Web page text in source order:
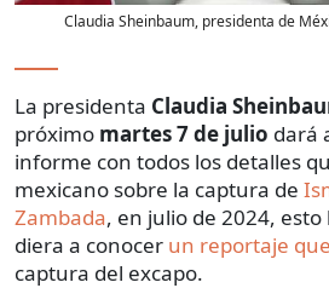
Claudia Sheinbaum, presidenta de
La presidenta Claudia
próximo martes 7 de julio dará
informe con todos los detalles
mexicano sobre la captura de
Zambada, en julio de 2024,
diera a conocer un reportaje
captura del excapo.